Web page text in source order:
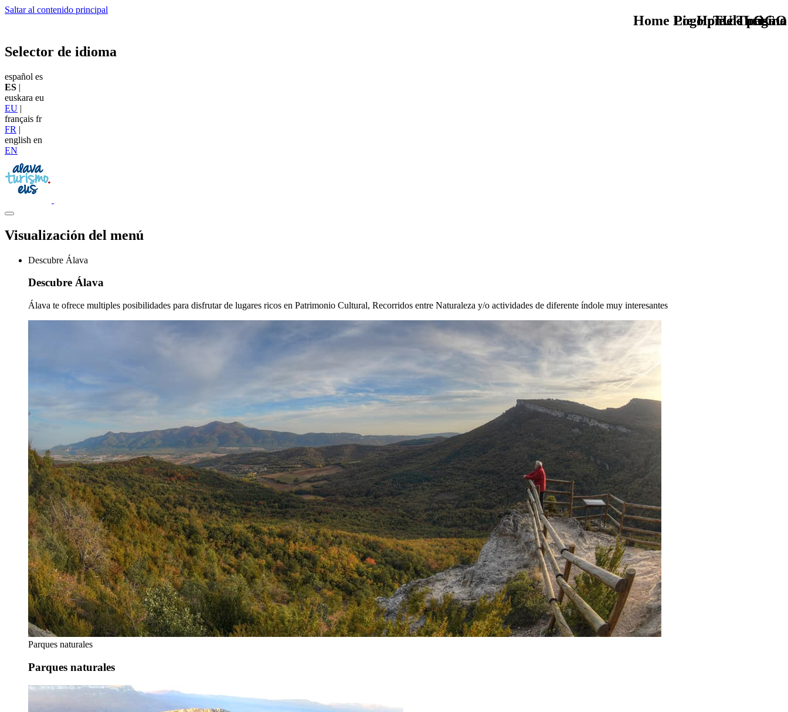
Saltar al contenido principal
TU - LOGO
Selector de idioma
español es
ES |
euskara eu
EU |
français fr
FR |
english en
EN
Visualización del menú
Descubre Álava
Descubre Álava
Álava te ofrece multiples posibilidades para disfrutar de lugares ricos en Patrimonio Cultural, Recorridos entre Naturaleza y/o actividades de diferente índole muy interesantes
Parques naturales
Parques naturales
Home Logo pie de página
Pie Home Turismo